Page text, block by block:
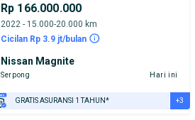
Rp 166.000.000
2022 - 15.000-20.000 km
Cicilan Rp 3.9 jt/bulan
Nissan Magnite
Serpong Hari ini
GRATIS ASURANSI 1 TAHUN* +3